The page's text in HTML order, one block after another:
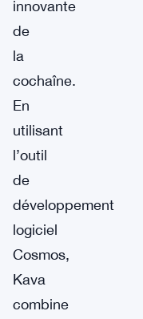
innovante
de
la
cochaîne.
En
utilisant
l’outil
de
développement
logiciel
Cosmos,
Kava
combine